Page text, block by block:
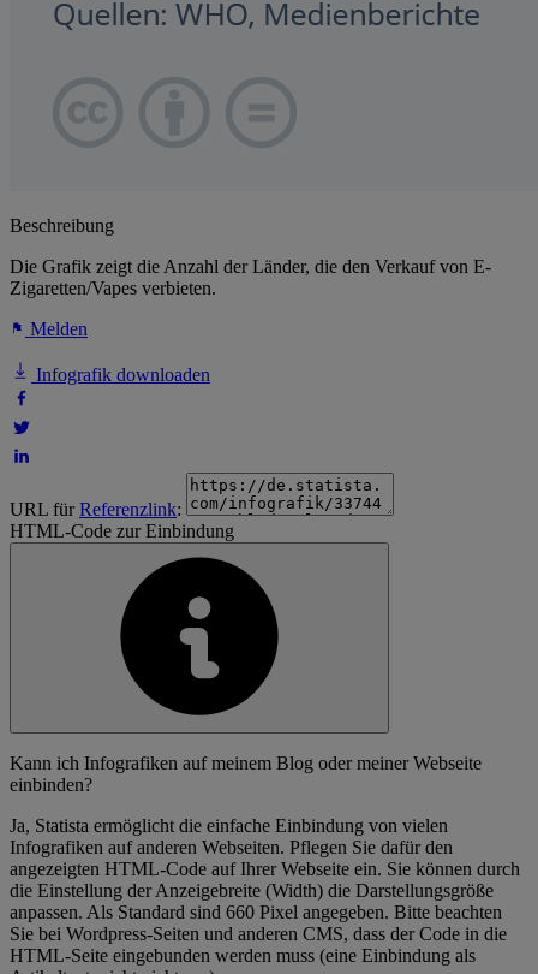
Beschreibung
Die Grafik zeigt die Anzahl der Länder, die den Verkauf von E-
Zigaretten/Vapes verbieten.
Melden
Infografik downloaden
URL fürReferenzlink:
HTML-Code zur Einbindung
Kann ich Infografiken auf meinem Blog oder meiner Webseite
einbinden?
Ja, Statista ermöglicht die einfache Einbindung von vielen
Infografiken auf anderen Webseiten. Pflegen Sie dafür den
angezeigten HTML-Code auf Ihrer Webseite ein. Sie können durch
die Einstellung der Anzeigebreite (Width) die Darstellungsgröße
anpassen. Als Standard sind 660 Pixel angegeben. Bitte beachten
Sie bei Wordpress-Seiten und anderen CMS, dass der Code in die
HTML-Seite eingebunden werden muss (eine Einbindung als